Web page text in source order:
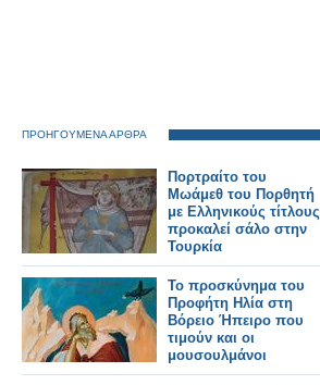
ΠΡΟΗΓΟΥΜΕΝΑ ΑΡΘΡΑ
Πορτραίτο του
Μωάμεθ του Πορθητή
με Ελληνικούς τίτλους
προκαλεί σάλο στην
Τουρκία
Το προσκύνημα του
Προφήτη Ηλία στη
Βόρειο Ήπειρο που
τιμούν και οι
μουσουλμάνοι